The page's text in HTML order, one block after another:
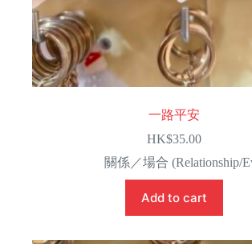
一路平安
HK$35.00
關係／場合 (Relationship/
Add to cart